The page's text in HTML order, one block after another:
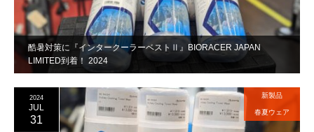
酷暑対策に『インタークーラーベストⅡ』BIORACER JAPAN
LIMITED到着！ 2024
2024
JUL
31
新製品
春夏ウェア